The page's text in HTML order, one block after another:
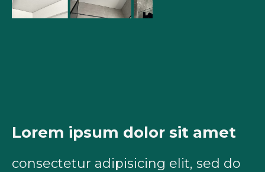
Lorem ipsum dolor sit amet
consectetur adipisicing elit, sed do